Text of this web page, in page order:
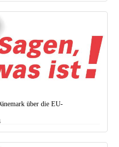
über die EU-